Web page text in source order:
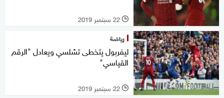
l 22 سبتمبر 2019
رياضة
ليفربول يتخطى تشلسي ويعادل "الرقم
القياسي"
l 22 سبتمبر 2019